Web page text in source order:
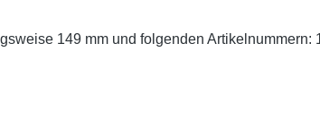
149 mm und folgenden Artikelnummern: